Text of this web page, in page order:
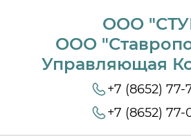
ООО
ООО
Управляющая
+7 (8652) 77-
+7 (8652) 77-